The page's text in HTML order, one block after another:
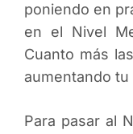
poniendo en
en el Nivel
Cuanto más
aumentando tu
Para pasar al